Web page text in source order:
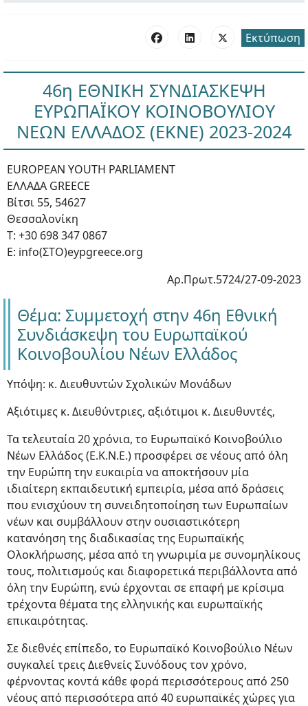
Εκτύπωση
46η ΕΘΝΙΚΗ ΣΥΝΔΙΑΣΚΕΨΗ
ΕΥΡΩΠΑΪΚΟΥ ΚΟΙΝΟΒΟΥΛΙΟΥ
ΝΕΩΝ ΕΛΛΑΔΟΣ (ΕΚΝΕ) 2023-2024
EUROPEAN YOUTH PARLIAMENT
ΕΛΛΑΔΑ GREECE
Βίτσι 55, 54627
Θεσσαλονίκη
Τ: +30 698 347 0867
Ε: info(ΣΤΟ)eypgreece.org
Αρ.Πρωτ.5724/27-09-2023
Θέμα: Συμμετοχή στην 46η Εθνική
Συνδιάσκεψη του Ευρωπαϊκού
Κοινοβουλίου Νέων Ελλάδος
Υπόψη: κ. Διευθυντών Σχολικών Μονάδων
Αξιότιμες κ. Διευθύντριες, αξιότιμοι κ. Διευθυντές,
Τα τελευταία 20 χρόνια, το Ευρωπαϊκό Κοινοβούλιο
Νέων Ελλάδος (Ε.Κ.Ν.Ε.) προσφέρει σε νέους από όλη
την Ευρώπη την ευκαιρία να αποκτήσουν μία
ιδιαίτερη εκπαιδευτική εμπειρία, μέσα από δράσεις
που ενισχύουν τη συνειδητοποίηση των Ευρωπαίων
νέων και συμβάλλουν στην ουσιαστικότερη
κατανόηση της διαδικασίας της Ευρωπαϊκής
Ολοκλήρωσης, μέσα από τη γνωριμία με συνομηλίκους
τους, πολιτισμούς και διαφορετικά περιβάλλοντα από
όλη την Ευρώπη, ενώ έρχονται σε επαφή με κρίσιμα
τρέχοντα θέματα της ελληνικής και ευρωπαϊκής
επικαιρότητας.
Σε διεθνές επίπεδο, το Ευρωπαϊκό Κοινοβούλιο Νέων
συγκαλεί τρεις Διεθνείς Συνόδους τον χρόνο,
φέρνοντας κοντά κάθε φορά περισσότερους από 250
νέους από περισσότερα από 40 ευρωπαϊκές χώρες για